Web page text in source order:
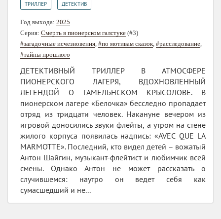
ТРИЛЛЕР ДЕТЕКТИВ
Год выхода: 2025
Серия: Смерть в пионерском галстуке (#3)
#загадочные исчезновения, #по мотивам сказок, #расследование,
#тайны прошлого
ДЕТЕКТИВНЫЙ ТРИЛЛЕР В АТМОСФЕРЕ
ПИОНЕРСКОГО ЛАГЕРЯ, ВДОХНОВЛЕННЫЙ
ЛЕГЕНДОЙ О ГАМЕЛЬНСКОМ КРЫСОЛОВЕ. В
пионерском лагере «Белочка» бесследно пропадает
отряд из тридцати человек. Накануне вечером из
игровой доносились звуки флейты, а утром на стене
жилого корпуса появилась надпись: «AVEC QUE LA
MARMOTTE». Последний, кто видел детей – вожатый
Антон Шайгин, музыкант-флейтист и любимчик всей
смены. Однако Антон не может рассказать о
случившемся: наутро он ведет себя как
сумасшедший и не...